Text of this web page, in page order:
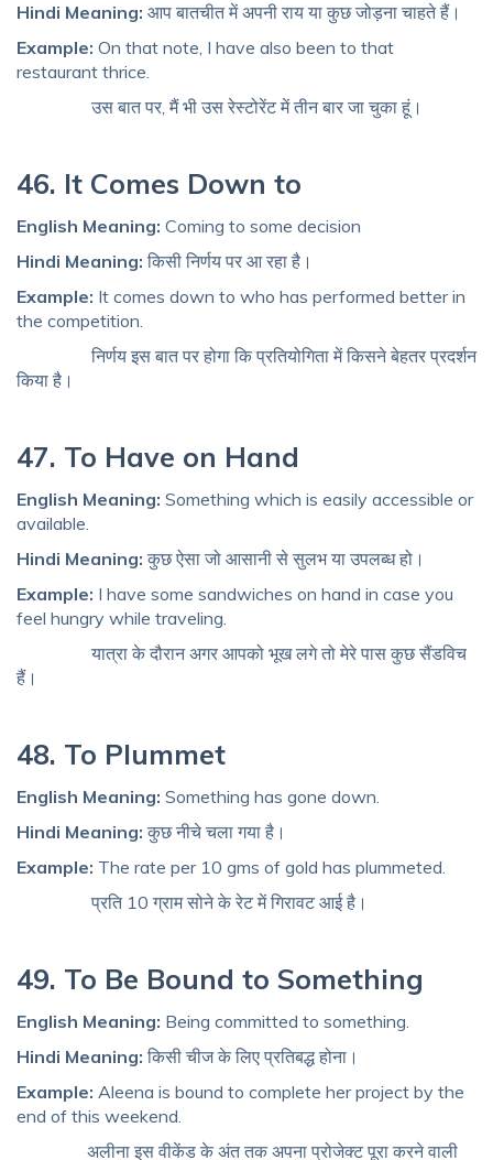
Hindi Meaning: आप बातचीत में अपनी राय या कुछ जोड़ना चाहते हैं।
Example: On that note, I have also been to that
restaurant thrice.
उस बात पर, मैं भी उस रेस्टोरेंट में तीन बार जा चुका हूं।
46. It Comes Down to
English Meaning: Coming to some decision
Hindi Meaning: किसी निर्णय पर आ रहा है।
Example: It comes down to who has performed better in
the competition.
निर्णय इस बात पर होगा कि प्रतियोगिता में किसने बेहतर प्रदर्शन
किया है।
47. To Have on Hand
English Meaning: Something which is easily accessible or
available.
Hindi Meaning: कुछ ऐसा जो आसानी से सुलभ या उपलब्ध हो।
Example: I have some sandwiches on hand in case you
feel hungry while traveling.
यात्रा के दौरान अगर आपको भूख लगे तो मेरे पास कुछ सैंडविच
हैं।
48. To Plummet
English Meaning: Something has gone down.
Hindi Meaning: कुछ नीचे चला गया है।
Example: The rate per 10 gms of gold has plummeted.
प्रति 10 ग्राम सोने के रेट में गिरावट आई है।
49. To Be Bound to Something
English Meaning: Being committed to something.
Hindi Meaning: किसी चीज के लिए प्रतिबद्ध होना।
Example: Aleena is bound to complete her project by the
end of this weekend.
अलीना इस वीकेंड के अंत तक अपना प्रोजेक्ट पूरा करने वाली